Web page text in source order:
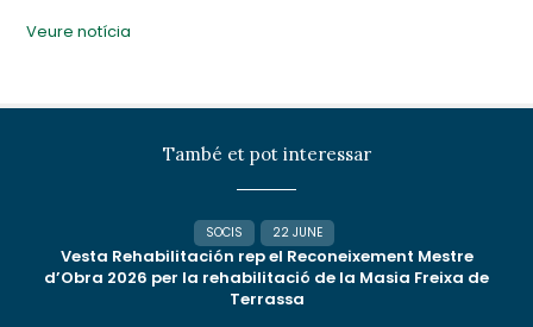
Veure notícia
També et pot interessar
SOCIS 22 JUNE
Vesta Rehabilitación rep el Reconeixement Mestre
d’Obra 2026 per la rehabilitació de la Masia Freixa de
Terrassa